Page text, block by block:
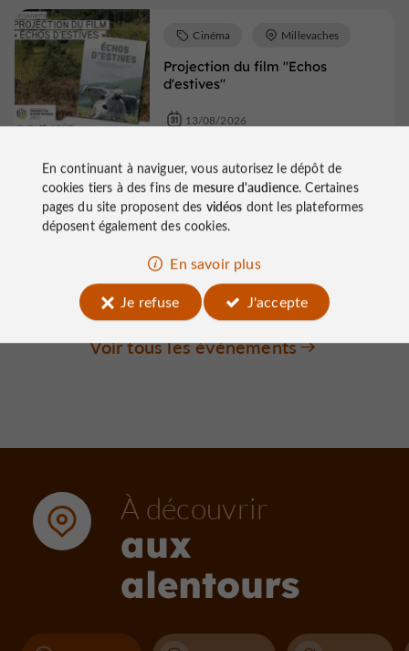
Projection du film "Echos
d'estives"
Cinéma Millevaches
13/08/2026
Fêtes populaires
Millevaches
21/08/2026
Voir tous les événements
À découvrir
aux
alentours
En continuant à naviguer, vous autorisez le dépôt de
cookies tiers à des fins de mesure d'audience. Certaines
pages du site proposent des vidéos dont les plateformes
déposent également des cookies.
En savoir plus
Je refuse
J'accepte